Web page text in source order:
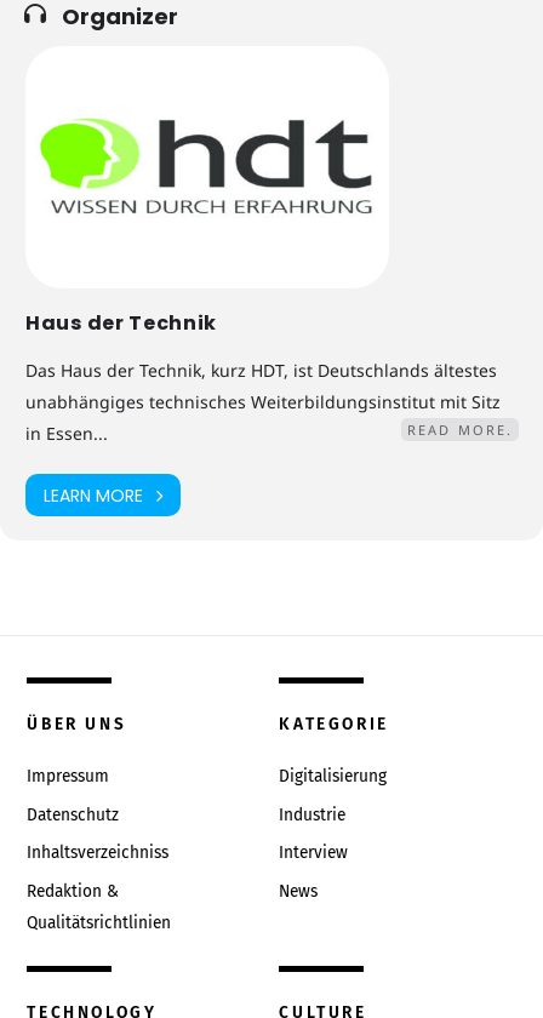
Organizer
Haus der Technik
Das Haus der Technik, kurz HDT, ist Deutschlands ältestes
unabhängiges technisches Weiterbildungsinstitut mit Sitz
in Essen...
READ MORE.
LEARN MORE
ÜBER UNS
Impressum
Datenschutz
Inhaltsverzeichniss
Redaktion &
Qualitätsrichtlinien
KATEGORIE
Digitalisierung
Industrie
Interview
News
TECHNOLOGY CULTURE